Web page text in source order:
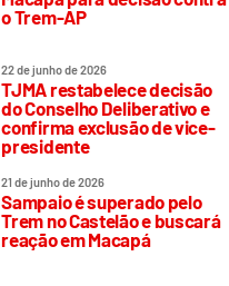
o Trem-AP
22 de junho de 2026
TJMA restabelece decisão
do Conselho Deliberativo e
confirma exclusão de vice-
presidente
21 de junho de 2026
Sampaio é superado pelo
Trem no Castelão e buscará
reação em Macapá